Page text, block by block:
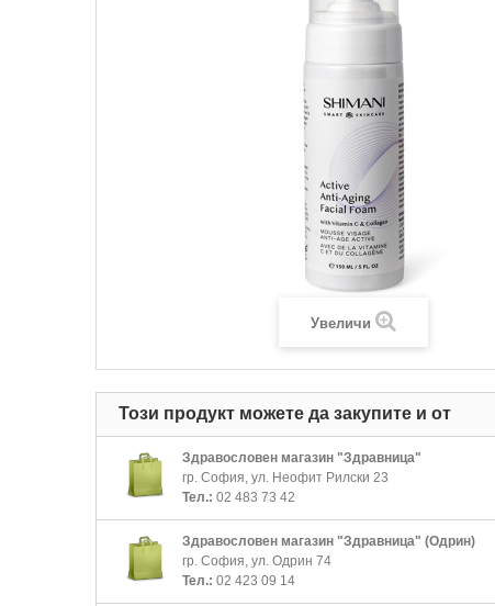
Увеличи
Този продукт можете да закупите и от
Здравословен магазин "Здравница"
гр. София, ул. Неофит Рилски 23
Тел.: 02 483 73 42
Здравословен магазин "Здравница" (Одрин)
гр. София, ул. Одрин 74
Тел.: 02 423 09 14